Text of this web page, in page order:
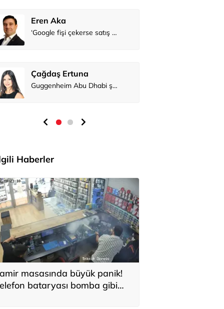
Haberler
masasında büyük panik!
bataryası bomba gibi